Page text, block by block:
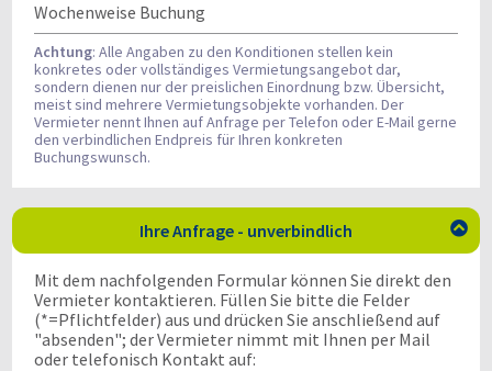
Wochenweise Buchung
Achtung: Alle Angaben zu den Konditionen stellen kein
konkretes oder vollständiges Vermietungsangebot dar,
sondern dienen nur der preislichen Einordnung bzw. Übersicht,
meist sind mehrere Vermietungsobjekte vorhanden. Der
Vermieter nennt Ihnen auf Anfrage per Telefon oder E-Mail gerne
den verbindlichen Endpreis für Ihren konkreten
Buchungswunsch.
Ihre Anfrage - unverbindlich 
Mit dem nachfolgenden Formular können Sie direkt den
Vermieter kontaktieren. Füllen Sie bitte die Felder
(*=Pflichtfelder) aus und drücken Sie anschließend auf
"absenden"; der Vermieter nimmt mit Ihnen per Mail
oder telefonisch Kontakt auf: